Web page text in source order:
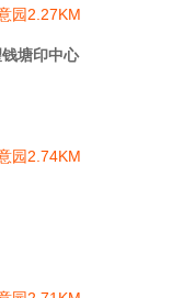
园2.27KM
塘印中心
园2.74KM